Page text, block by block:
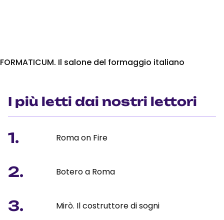
FORMATICUM. Il salone del formaggio italiano
I più letti dai nostri lettori
1. Roma on Fire
2. Botero a Roma
3. Mirò. Il costruttore di sogni